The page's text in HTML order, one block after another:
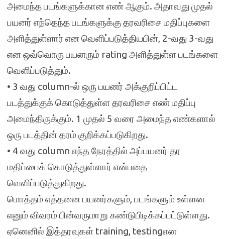
அமைந்த படங்களுக்கான எண் ஆகும். அதாவது முதல்
பயனர் எந்தெந்த படங்களுக்கு தரவரிசை மதிப்புகளை
அளித்துள்ளார் என வெளிப்படுத்தியபின், 2-வது 3-வது
என ஒவ்வொரு பயனரும் rating அளித்துள்ள படங்களை
வெளிப்படுத்தும்.
• 3 வது column-ல் ஒரு பயனர் அக்குறிப்பிட்ட
படத்துக்குக் கொடுத்துள்ள தரவரிசை எண் மதிப்பு
அமைந்திருக்கும். 1 முதல் 5 வரை அமைந்த எண்களால்
ஒரு படத்தின் தரம் குறிக்கப்படுகிறது.
• 4 வது column எந்த நேரத்தில் அப்பயனர் தர
மதிப்பைக் கொடுத்துள்ளார் என்பதை
வெளிப்படுத்துகிறது.
மொத்தம் எத்தனை பயனர்களும், படங்களும் உள்ளன
எனும் விவரம் பின்வருமாறு கண்டுபிடிக்கப்பட்டுள்ளது.
ஏனெனில் இத்தரவுகள் training, testingஎன